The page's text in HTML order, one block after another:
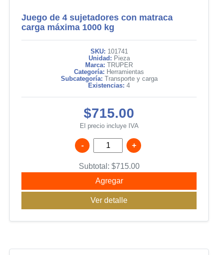
Juego de 4 sujetadores con matraca
carga máxima 1000 kg
SKU: 101741
Unidad: Pieza
Marca: TRUPER
Categoría: Herramientas
Subcategoría: Transporte y carga
Existencias: 4
$715.00
El precio incluye IVA
- +
Subtotal: $715.00
Agregar
Ver detalle